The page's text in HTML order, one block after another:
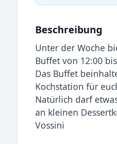
Beschreibung
Unter der Woche
Buffet von 12:00
Das Buffet
Kochstation für
Natürlich darf
an kleinen
Vossini